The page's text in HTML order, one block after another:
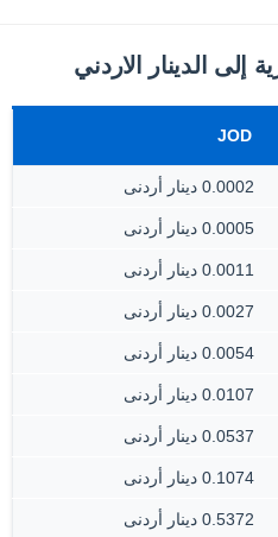
إلى الدينار الاردني
JOD
0.0002 دينار أردنى
0.0005 دينار أردنى
0.0011 دينار أردنى
0.0027 دينار أردنى
0.0054 دينار أردنى
0.0107 دينار أردنى
0.0537 دينار أردنى
0.1074 دينار أردنى
0.5372 دينار أردنى